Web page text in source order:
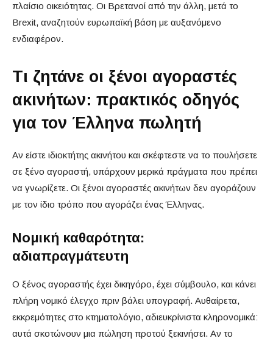
πλαίσιο οικειότητας. Οι Βρετανοί από την άλλη, μετά το
Brexit, αναζητούν ευρωπαϊκή βάση με αυξανόμενο
ενδιαφέρον.
Τι ζητάνε οι ξένοι αγοραστές
ακινήτων: πρακτικός οδηγός
για τον Έλληνα πωλητή
Αν είστε ιδιοκτήτης ακινήτου και σκέφτεστε να το πουλήσετε
σε ξένο αγοραστή, υπάρχουν μερικά πράγματα που πρέπει
να γνωρίζετε. Οι ξένοι αγοραστές ακινήτων δεν αγοράζουν
με τον ίδιο τρόπο που αγοράζει ένας Έλληνας.
Νομική καθαρότητα:
αδιαπραγμάτευτη
Ο ξένος αγοραστής έχει δικηγόρο, έχει σύμβουλο, και κάνει
πλήρη νομικό έλεγχο πριν βάλει υπογραφή. Αυθαίρετα,
εκκρεμότητες στο κτηματολόγιο, αδιευκρίνιστα κληρονομικά:
αυτά σκοτώνουν μια πώληση προτού ξεκινήσει. Αν το